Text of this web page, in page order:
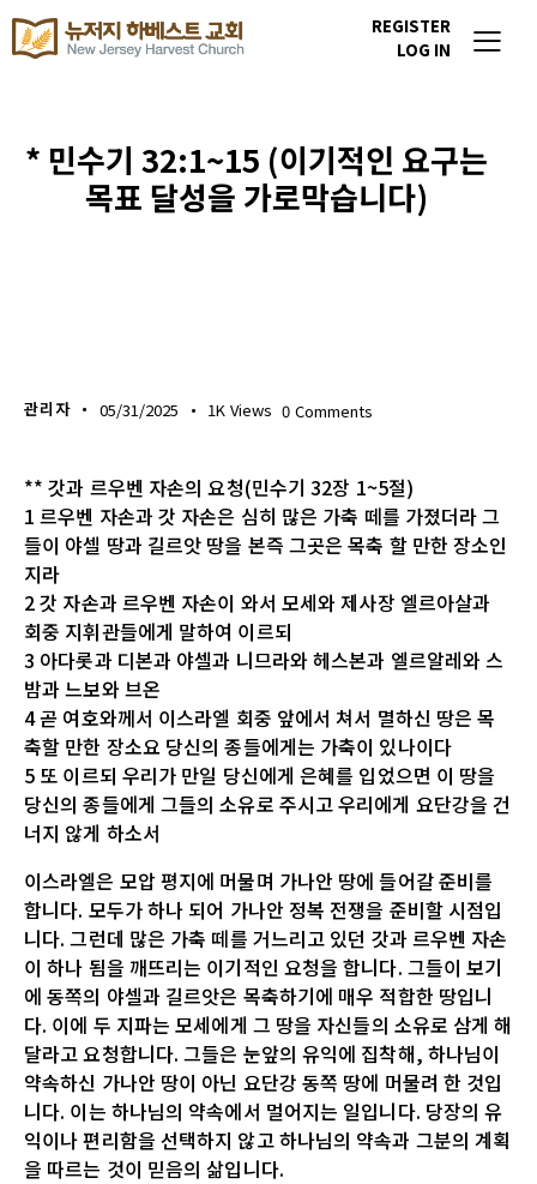
REGISTER
LOG IN
* 민수기 32:1~15 (이기적인 요구는
목표 달성을 가로막습니다)
관리자 05/31/2025 1K Views 0 Comments
** 갓과 르우벤 자손의 요청(민수기 32장 1~5절)
1 르우벤 자손과 갓 자손은 심히 많은 가축 떼를 가졌더라 그
들이 야셀 땅과 길르앗 땅을 본즉 그곳은 목축 할 만한 장소인
지라
2 갓 자손과 르우벤 자손이 와서 모세와 제사장 엘르아살과
회중 지휘관들에게 말하여 이르되
3 아다롯과 디본과 야셀과 니므라와 헤스본과 엘르알레와 스
밤과 느보와 브온
4 곧 여호와께서 이스라엘 회중 앞에서 쳐서 멸하신 땅은 목
축할 만한 장소요 당신의 종들에게는 가축이 있나이다
5 또 이르되 우리가 만일 당신에게 은혜를 입었으면 이 땅을
당신의 종들에게 그들의 소유로 주시고 우리에게 요단강을 건
너지 않게 하소서
이스라엘은 모압 평지에 머물며 가나안 땅에 들어갈 준비를
합니다. 모두가 하나 되어 가나안 정복 전쟁을 준비할 시점입
니다. 그런데 많은 가축 떼를 거느리고 있던 갓과 르우벤 자손
이 하나 됨을 깨뜨리는 이기적인 요청을 합니다. 그들이 보기
에 동쪽의 야셀과 길르앗은 목축하기에 매우 적합한 땅입니
다. 이에 두 지파는 모세에게 그 땅을 자신들의 소유로 삼게 해
달라고 요청합니다. 그들은 눈앞의 유익에 집착해, 하나님이
약속하신 가나안 땅이 아닌 요단강 동쪽 땅에 머물려 한 것입
니다. 이는 하나님의 약속에서 멀어지는 일입니다. 당장의 유
익이나 편리함을 선택하지 않고 하나님의 약속과 그분의 계획
을 따르는 것이 믿음의 삶입니다.